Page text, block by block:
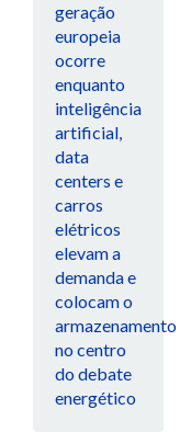
geração
europeia
ocorre
enquanto
inteligência
artificial,
data
centers e
carros
elétricos
elevam a
demanda e
colocam o
armazenamento
no centro
do debate
energético